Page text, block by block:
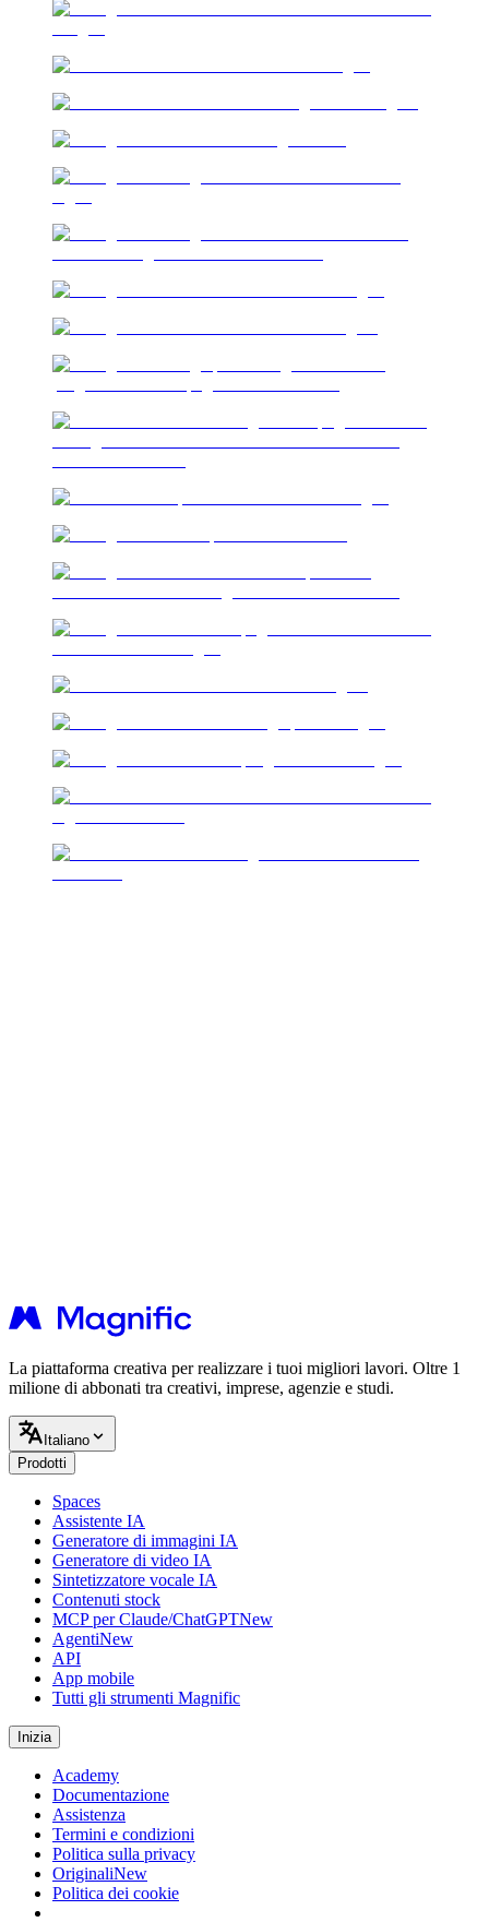
La piattaforma creativa per realizzare i tuoi migliori lavori. Oltre 1
milione di abbonati tra creativi, imprese, agenzie e studi.
Italiano
Prodotti
Spaces
Assistente IA
Generatore di immagini IA
Generatore di video IA
Sintetizzatore vocale IA
Contenuti stock
MCP per Claude/ChatGPTNew
AgentiNew
API
App mobile
Tutti gli strumenti Magnific
Inizia
Academy
Documentazione
Assistenza
Termini e condizioni
Politica sulla privacy
OriginaliNew
Politica dei cookie